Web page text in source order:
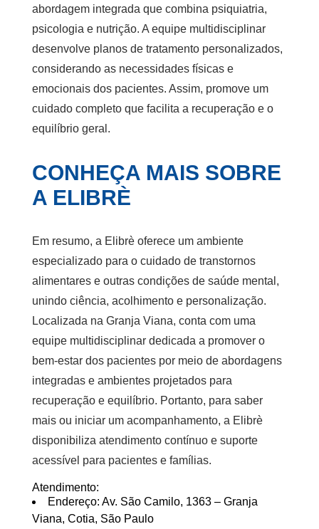
abordagem integrada que combina psiquiatria,
psicologia e nutrição. A equipe multidisciplinar
desenvolve planos de tratamento personalizados,
considerando as necessidades físicas e
emocionais dos pacientes. Assim, promove um
cuidado completo que facilita a recuperação e o
equilíbrio geral.
CONHEÇA MAIS SOBRE
A ELIBRÈ
Em resumo, a Elibrè oferece um ambiente
especializado para o cuidado de transtornos
alimentares e outras condições de saúde mental,
unindo ciência, acolhimento e personalização.
Localizada na Granja Viana, conta com uma
equipe multidisciplinar dedicada a promover o
bem-estar dos pacientes por meio de abordagens
integradas e ambientes projetados para
recuperação e equilíbrio. Portanto, para saber
mais ou iniciar um acompanhamento, a Elibrè
disponibiliza atendimento contínuo e suporte
acessível para pacientes e famílias.
Atendimento:
Endereço: Av. São Camilo, 1363 – Granja
Viana, Cotia, São Paulo